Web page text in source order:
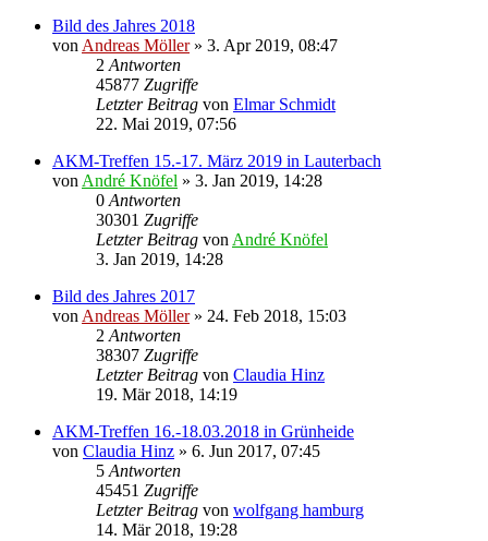
Bild des Jahres 2018
von Andreas Möller» 3. Apr 2019, 08:47
2 Antworten
45877 Zugriffe
Letzter Beitrag von Elmar Schmidt
22. Mai 2019, 07:56
AKM-Treffen 15.-17. März 2019 in Lauterbach
von André Knöfel » 3. Jan 2019, 14:28
0 Antworten
30301 Zugriffe
Letzter Beitrag von André Knöfel
3. Jan 2019, 14:28
Bild des Jahres 2017
von Andreas Möller» 24. Feb 2018, 15:03
2 Antworten
38307 Zugriffe
Letzter Beitrag von Claudia Hinz
19. Mär 2018, 14:19
AKM-Treffen 16.-18.03.2018 in Grünheide
von Claudia Hinz » 6. Jun 2017, 07:45
5 Antworten
45451 Zugriffe
Letzter Beitrag von wolfgang hamburg
14. Mär 2018, 19:28